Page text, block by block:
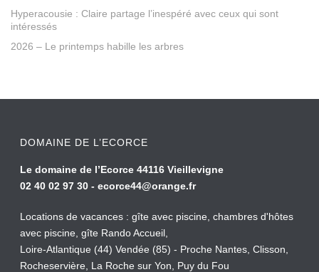
Hyperacousie : Claire partage l’inespéré avec ceux qui sont
intéressés
2026 – Le printemps habille les arbres
DOMAINE DE L’ECORCE
Le domaine de l’Ecorce 44116 Vieillevigne
02 40 02 97 30 -ecorce44@orange.fr
Locations de vacances : gîte avec piscine, chambres d'hôtes
avec piscine, gîte Rando Accueil,
Loire-Atlantique (44) Vendée (85) - Proche Nantes, Clisson,
Rocheservière, La Roche sur Yon, Puy du Fou